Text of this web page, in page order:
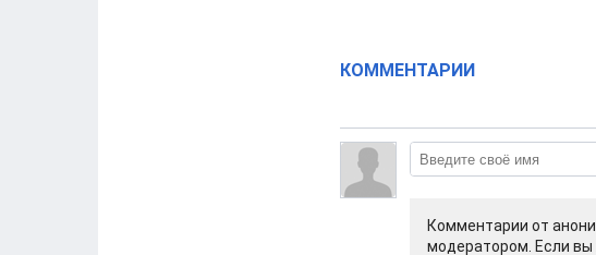
КОММЕНТАРИИ
Комментарии от
модератором. Если вы